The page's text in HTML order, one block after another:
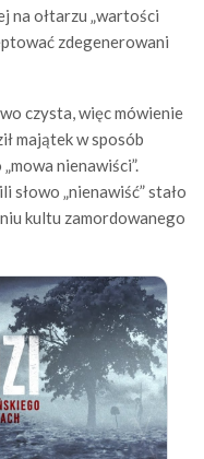
na ołtarzu „wartości
zdegenerowani
czysta, więc mówienie
majątek w sposób
nienawiści”.
słowo „nienawiść” stało
kultu zamordowanego